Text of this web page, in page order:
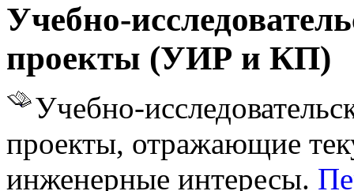
Учебно-
проекты (УИР и КП)
Учебно-
проекты, отражающие
инженерные интересы.